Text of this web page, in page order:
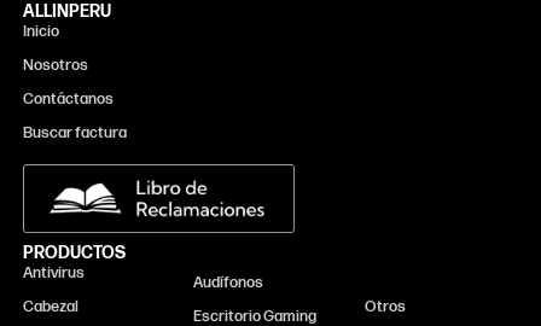
ALLINPERU
Inicio
Nosotros
Contáctanos
Buscar factura
PRODUCTOS
Antivirus
Cabezal
Audífonos
Escritorio Gaming
Otros